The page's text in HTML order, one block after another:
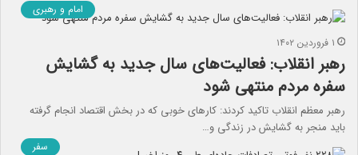
امام و رهبری
۱ فروردین ۱۴۰۲
رهبر انقلاب: فعالیت‌های سال جدید به گشایش
سفره مردم منتهی شود
رهبر معظم انقلاب تاکید کردند: کارهای خوبی که در بخش اقتصاد انجام گرفته
باید منجر به گشایش در زندگی و…
سفر